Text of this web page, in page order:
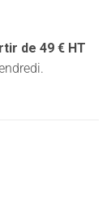
de 49 € HT